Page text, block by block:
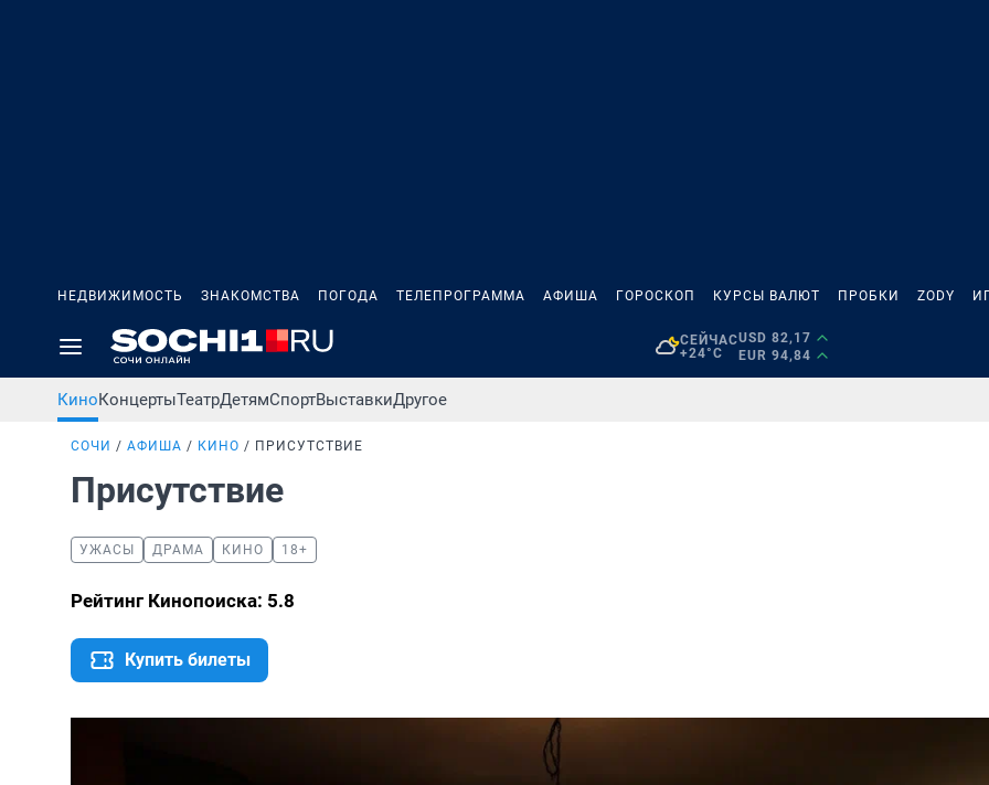
НЕДВИЖИМОСТЬ ЗНАКОМСТВА ПОГОДА ТЕЛЕПРОГРАММА АФИША ГОРОСКОП КУРСЫ ВАЛЮТ ПРОБКИ ZODY
СЕЙЧАС
+24°C
USD 82,17
EUR 94,84
КиноКонцертыТеатрДетямСпортВыставкиДругое
СОЧИ АФИША КИНО ПРИСУТСТВИЕ
Присутствие
УЖАСЫ ДРАМА КИНО 18+
Рейтинг Кинопоиска: 5.8
Купить билеты